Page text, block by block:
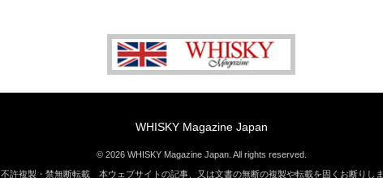
WHISKY Magazine Japan
© 2026 WHISKY Magazine Japan. All rights reserved.
不許複製・禁無断転載 本ウェブサイトの記事、又は文書の無断の複製や転載を固くお断りし